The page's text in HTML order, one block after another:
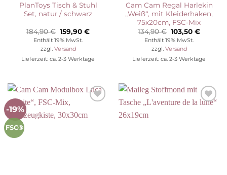
PlanToys Tisch & Stuhl
Set, natur / schwarz
184,90€ Ursprünglicher
Preis
war:
184,90 €
159,90€Aktueller
Enthält 19% MwSt.
zzgl. Versand
Lieferzeit: ca. 2-3 Werktage
Cam Cam Regal Harlekin
„Weiß“, mit Kleiderhaken,
75x20cm, FSC-Mix
134,90€ Ursprünglicher
Preis
war:
134,90 €
103,50€
Enthält 19% MwSt.
zzgl. Versand
Lieferzeit: ca. 2-3 Werktage
-19%
FSC®
Wunschliste